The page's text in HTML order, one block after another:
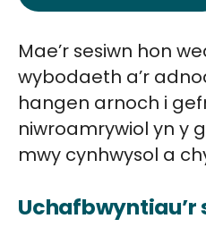
Mae’r sesiwn hon
wybodaeth a’r
hangen arnoch i
niwroamrywiol yn y
mwy cynhwysol a
Uchafbwyntiau’r